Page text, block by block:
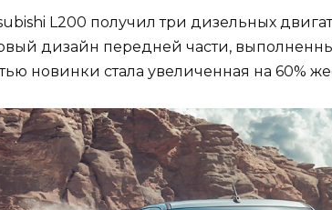
L200 получил три дизельных
дизайн передней части,
новинки стала увеличенная на 60%